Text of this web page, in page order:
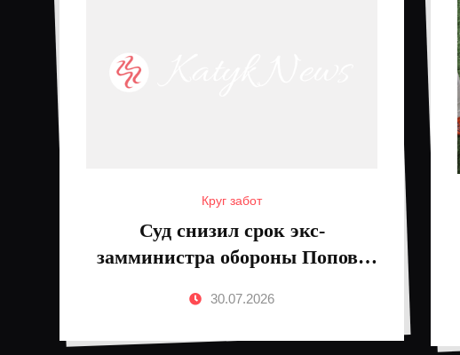
Круг забот
Суд снизил срок экс-
замминистра обороны Попова
30.07.2026